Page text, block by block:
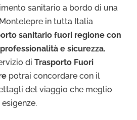
sanitario a bordo di una
in tutta Italia
sanitario fuori regione con
e sicurezza.
di Trasporto Fuori
potrai concordare con il
del viaggio che meglio